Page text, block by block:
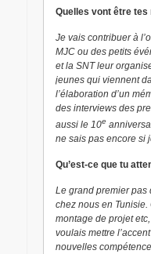
Quelles vont être
Je vais contribuer à
MJC ou des petits
et la SNT leur
jeunes qui viennent
l’élaboration d’un
des interviews des
aussi le 10e
ne sais pas encore si
Qu’est-ce que tu
Le grand premier pas
chez nous en Tunisie.
montage de projet
voulais mettre
nouvelles